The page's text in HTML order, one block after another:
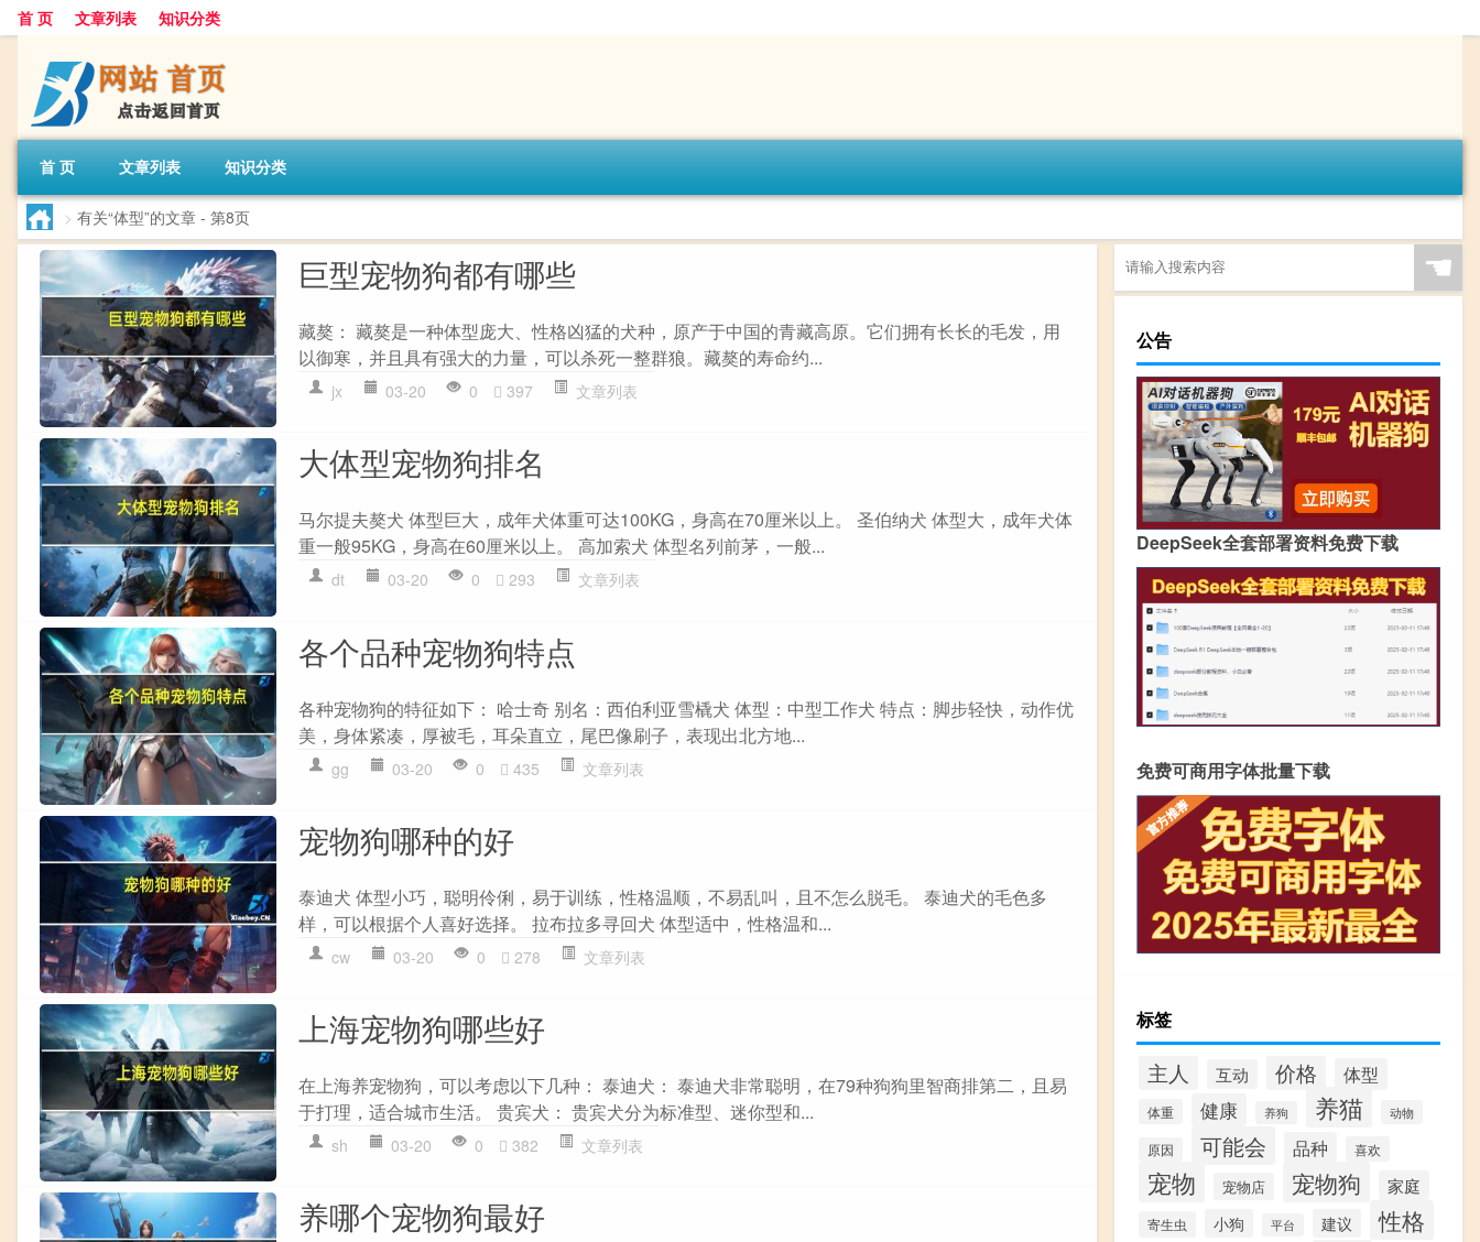
首 页 文章列表 知识分类
首 页 文章列表 知识分类
> 有关“体型”的文章 - 第8页
巨型宠物狗都有哪些
藏獒： 藏獒是一种体型庞大、性格凶猛的犬种，原产于中国的青藏高原。它们拥有长长的毛发，用
以御寒，并且具有强大的力量，可以杀死一整群狼。藏獒的寿命约...
jx 03-20 0 397 文章列表
大体型宠物狗排名
马尔提夫獒犬 体型巨大，成年犬体重可达100KG，身高在70厘米以上。 圣伯纳犬 体型大，成年犬体
重一般95KG，身高在60厘米以上。 高加索犬 体型名列前茅，一般...
dt 03-20 0 293 文章列表
各个品种宠物狗特点
各种宠物狗的特征如下： 哈士奇 别名：西伯利亚雪橇犬 体型：中型工作犬 特点：脚步轻快，动作优
美，身体紧凑，厚被毛，耳朵直立，尾巴像刷子，表现出北方地...
gg 03-20 0 435 文章列表
宠物狗哪种的好
泰迪犬 体型小巧，聪明伶俐，易于训练，性格温顺，不易乱叫，且不怎么脱毛。 泰迪犬的毛色多
样，可以根据个人喜好选择。 拉布拉多寻回犬 体型适中，性格温和...
cw 03-20 0 278 文章列表
上海宠物狗哪些好
在上海养宠物狗，可以考虑以下几种： 泰迪犬： 泰迪犬非常聪明，在79种狗狗里智商排第二，且易
于打理，适合城市生活。 贵宾犬： 贵宾犬分为标准型、迷你型和...
sh 03-20 0 382 文章列表
养哪个宠物狗最好
☚
公告
DeepSeek全套部署资料免费下载
免费可商用字体批量下载
标签
主人 互动 价格 体型
体重 健康 养狗 养猫 动物
原因 可能会 品种 喜欢
宠物 宠物店 宠物狗 家庭
寄生虫 小狗 平台 建议 性格